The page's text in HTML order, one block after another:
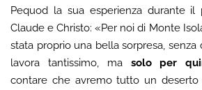
Pequod la sua esperienza durante
Claude e Christo: «Per noi di Monte
stata proprio una bella sorpresa, senza
lavora tantissimo, ma solo per
contare che avremo tutto un deserto